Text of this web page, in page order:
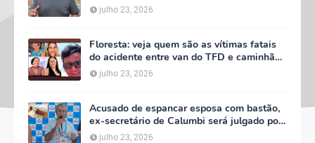
TFD e decreta três dias de luto oficial
julho 23, 2026
Floresta: veja quem são as vítimas fatais
do acidente entre van do TFD e caminhão
na PE-360
julho 23, 2026
Acusado de espancar esposa com bastão,
ex-secretário de Calumbi será julgado por
tentativa de feminicídio
julho 23, 2026